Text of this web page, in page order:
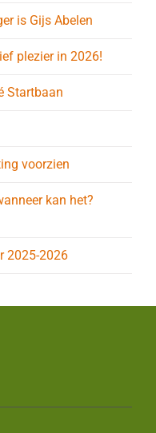
is Gijs Abelen
plezier in 2026!
Startbaan
voorzien
kan het?
2025-2026